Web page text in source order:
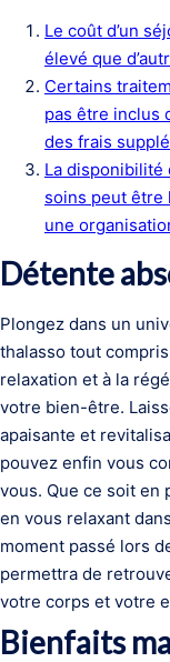
Le coût d’un
élevé que
Certains
pas être inclus
des frais
La
soins peut être
une
Détente
Plongez dans un
thalasso tout
relaxation et à la
votre bien-être.
apaisante et
pouvez enfin vous
vous. Que ce soit en
en vous relaxant
moment passé lors
permettra de
votre corps et votre
Bienfaits